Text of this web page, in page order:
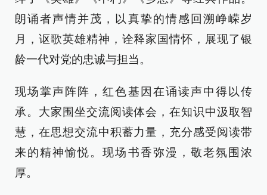
朗诵者声情并茂，以真挚的情感回溯峥嵘岁
月，讴歌英雄精神，诠释家国情怀，展现了银
龄一代对党的忠诚与担当。
现场掌声阵阵，红色基因在诵读声中得以传
承。大家围坐交流阅读体会，在知识中汲取智
慧，在思想交流中积蓄力量，充分感受阅读带
来的精神愉悦。现场书香弥漫，敬老氛围浓
厚。